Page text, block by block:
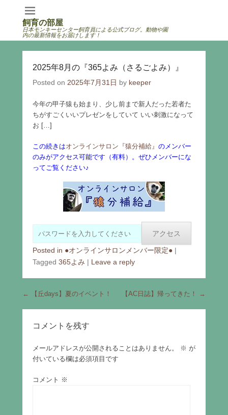
飼育の部屋
日本モンキーセンター飼育員による公式ブログ。動物や園
内の最新情報をお届けします！
2025年8月の『365よみ（さるごよみ）』
Posted on 2025年7月31日 by keeper
今年の甲子猿も始まり、少し前まで新人だった若者た
ちがすごくいいプレゼンをしていて いい刺激になって
お […]
この続きはオンラインサロン『猿分補給』 のメンバー
のみがアクセス可能です（有料）。ぜひメンバーにな
ってご覧ください♪
Posted in ●オンラインサロンメンバー限定● |
Tagged 365よみ | Leave a reply
Post navigation
← 【丘days】夏のイベント！ 【AC日誌】帰ってきた！ →
コメントを残す
メールアドレスが公開されることはありません。 ※ が
付いている欄は必須項目です
コメント ※